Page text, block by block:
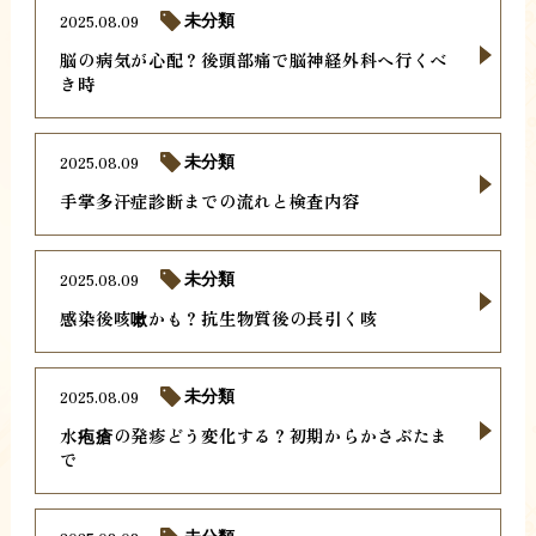
脳の病気が心配？後頭部痛で脳神経外科へ行くべ
き時
2025.08.09 未分類
手掌多汗症診断までの流れと検査内容
2025.08.09 未分類
感染後咳嗽かも？抗生物質後の長引く咳
2025.08.09 未分類
水疱瘡の発疹どう変化する？初期からかさぶたま
で
2025.08.09 未分類